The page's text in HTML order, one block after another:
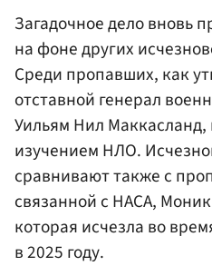
Загадочное дело вновь
на фоне других
Среди пропавших, как
отставной генерал
Уильям Нил
изучением НЛО.
сравнивают также с
связанной с НАСА,
которая исчезла во
в 2025 году.